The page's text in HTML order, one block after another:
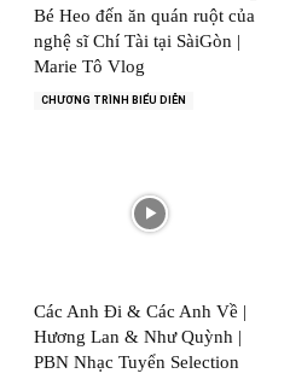
Bé Heo đến ăn quán ruột của
nghệ sĩ Chí Tài tại SàiGòn |
Marie Tô Vlog
CHƯƠNG TRÌNH BIỂU DIỄN
Các Anh Đi & Các Anh Về |
Hương Lan & Như Quỳnh |
PBN Nhạc Tuyển Selection